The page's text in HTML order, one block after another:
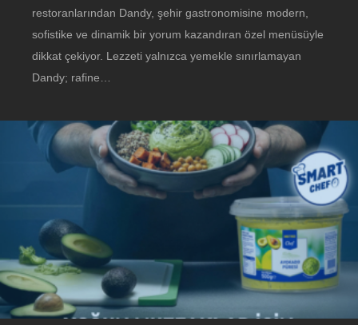
restoranlarından Dandy, şehir gastronomisine modern,
sofistike ve dinamik bir yorum kazandıran özel menüsüyle
dikkat çekiyor. Lezzeti yalnızca yemekle sınırlamayan
Dandy; rafine…